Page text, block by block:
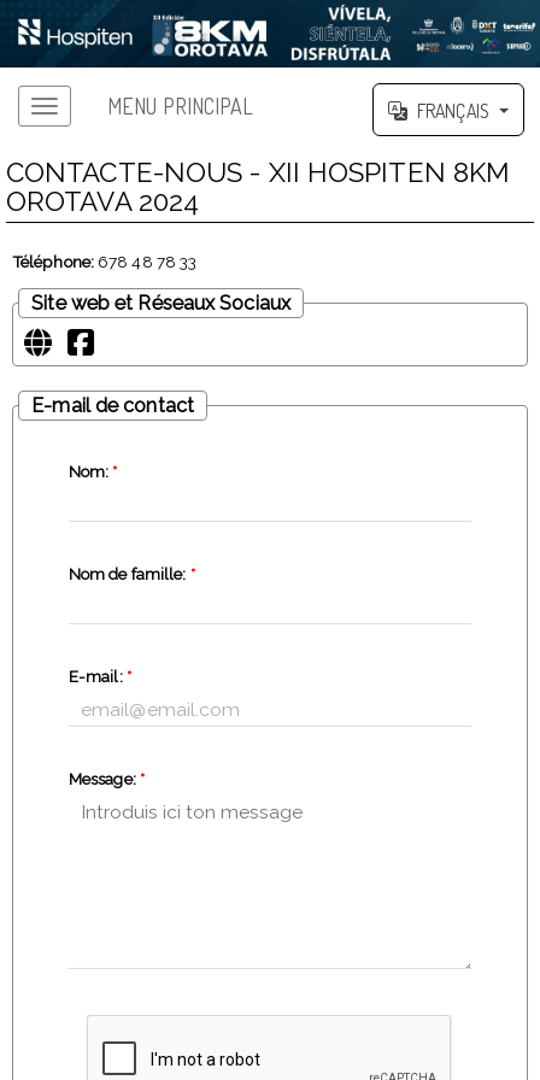
MENU PRINCIPAL FRANÇAIS
CONTACTE-NOUS - XII HOSPITEN 8KM
OROTAVA 2024
Téléphone:678 48 78 33
Site web et Réseaux Sociaux
E-mail de contact
Nom: *
Nom de famille: *
E-mail: *
Message: *